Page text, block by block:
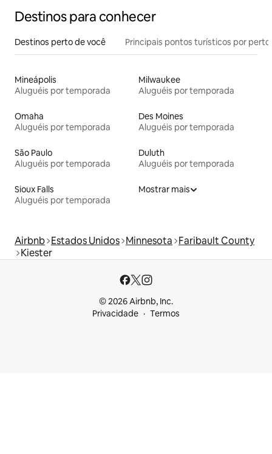
Destinos para conhecer
Destinos perto de você Principais pontos turísticos por perto
Mineápolis
Aluguéis por temporada
Milwaukee
Aluguéis por temporada
Omaha
Aluguéis por temporada
Des Moines
Aluguéis por temporada
São Paulo
Aluguéis por temporada
Duluth
Aluguéis por temporada
Sioux Falls
Aluguéis por temporada
Mostrar mais
Airbnb Estados Unidos Minnesota Faribault County
Kiester
© 2026 Airbnb, Inc.
Privacidade
Termos